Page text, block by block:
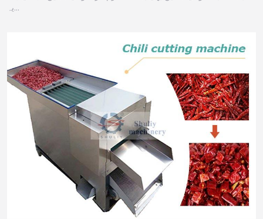
یہ…